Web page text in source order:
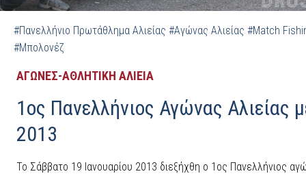
#Πανελλήνιο Πρωτάθλημα Αλιείας #Αγώνας Αλιείας #Match
#Μπολονέζ
ΑΓΩΝΕΣ-ΑΘΛΗΤΙΚΗ ΑΛΙΕΙΑ
1ος Πανελλήνιος Αγώνας Αλιείας
2013
Το Σάββατο 19 Ιανουαρίου 2013 διεξήχθη ο 1ος Πανελλήνιος